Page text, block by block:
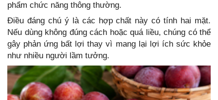
phẩm chức năng thông thường.
Điều đáng chú ý là các hợp chất này có tính hai mặt.
Nếu dùng không đúng cách hoặc quá liều, chúng có thể
gây phản ứng bất lợi thay vì mang lại lợi ích sức khỏe
như nhiều người lầm tưởng.